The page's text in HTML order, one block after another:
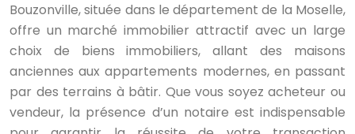
Bouzonville, située dans le département de la Moselle,
offre un marché immobilier attractif avec un large
choix de biens immobiliers, allant des maisons
anciennes aux appartements modernes, en passant
par des terrains à bâtir. Que vous soyez acheteur ou
vendeur, la présence d’un notaire est indispensable